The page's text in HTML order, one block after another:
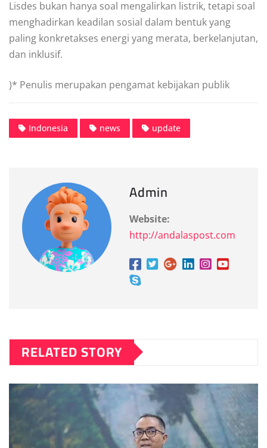
Lisdes bukan hanya soal mengalirkan listrik, tetapi soal
menghadirkan keadilan sosial dalam bentuk yang
paling konkretakses energi yang merata, berkelanjutan,
dan inklusif.
)* Penulis merupakan pengamat kebijakan publik
Indonesia news update
Admin
Website:
http://andalaspost.com
RELATED STORY